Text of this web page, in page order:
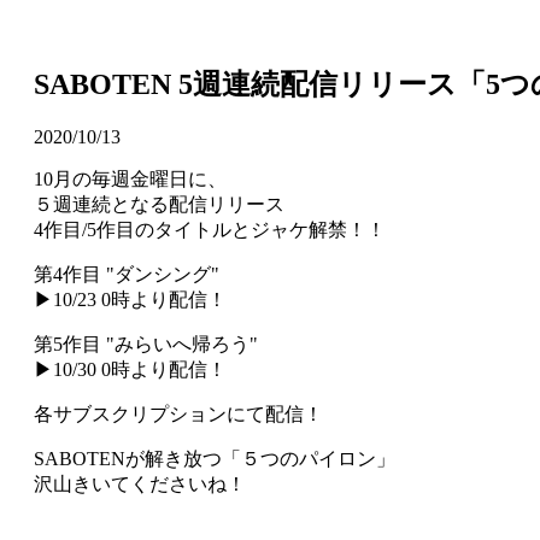
SABOTEN 5週連続配信リリース「5
2020/10/13
10月の毎週金曜日に、
５週連続となる配信リリース
4作目/5作目のタイトルとジャケ解禁！！
第4作目 "ダンシング"
▶10/23 0時より配信！
第5作目 "みらいへ帰ろう"
▶10/30 0時より配信！
各サブスクリプションにて配信！
SABOTENが解き放つ「５つのパイロン」
沢山きいてくださいね！